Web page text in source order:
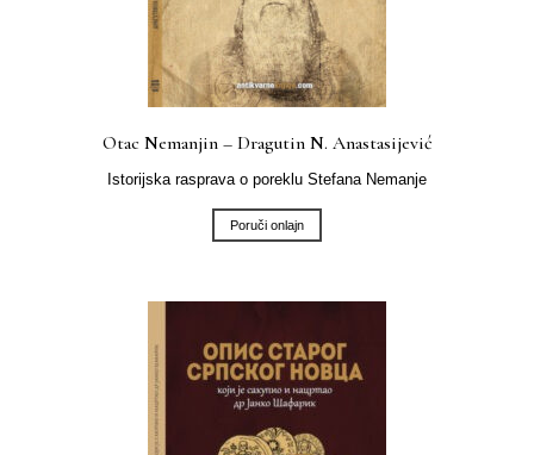
Otac Nemanjin – Dragutin N. Anastasijević
Istorijska rasprava o poreklu Stefana Nemanje
Poruči onlajn